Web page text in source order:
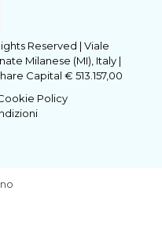
Reserved | Viale
Milanese (MI), Italy |
Capital € 513.157,00
Policy